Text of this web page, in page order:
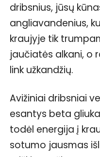
dribsnius, jūsų
angliavandenius,
kraujyje tik
jaučiatės alkani, o
link užkandžių.
Avižiniai dribsniai
esantys beta
todėl energija į
sotumo jausmas